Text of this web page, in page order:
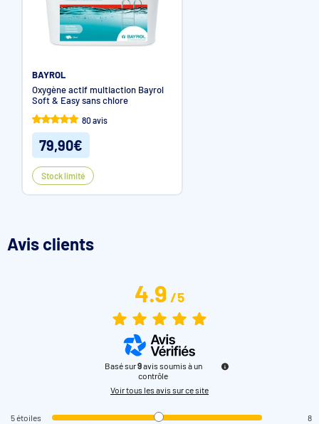
BAYROL
Oxygène actif multiaction Bayrol
Soft & Easy sans chlore
80 avis
79,90€
Stock limité
Avis clients
4.9/5
Basé sur9avis soumis à un
contrôle
Voir tous les avis sur ce site
5étoiles
8